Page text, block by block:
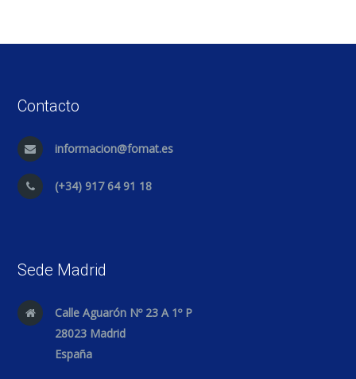
Contacto
informacion@fomat.es
(+34) 917 64 91 18
Sede Madrid
Calle Aguarón Nº 23 A 1º P
28023 Madrid
España